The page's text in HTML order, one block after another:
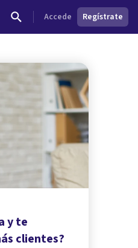
Accede Regístrate
y te
clientes?